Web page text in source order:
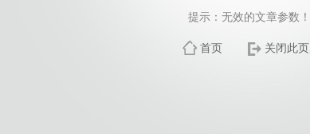
提示：无效的文章参数！
首页 关闭此页